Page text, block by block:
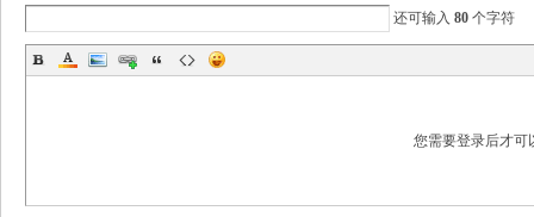
还可输入 80 个字符
您需要登录后才可